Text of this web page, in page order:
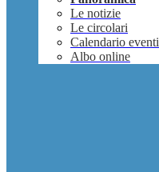
Le notizie
Le circolari
Calendario eventi
Albo online